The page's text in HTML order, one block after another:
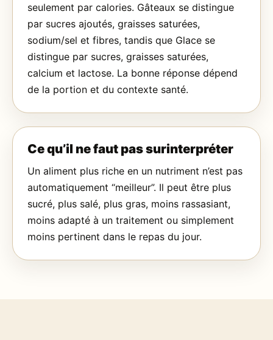
seulement par calories. Gâteaux se distingue
par sucres ajoutés, graisses saturées,
sodium/sel et fibres, tandis que Glace se
distingue par sucres, graisses saturées,
calcium et lactose. La bonne réponse dépend
de la portion et du contexte santé.
Ce qu’il ne faut pas surinterpréter
Un aliment plus riche en un nutriment n’est pas
automatiquement “meilleur”. Il peut être plus
sucré, plus salé, plus gras, moins rassasiant,
moins adapté à un traitement ou simplement
moins pertinent dans le repas du jour.